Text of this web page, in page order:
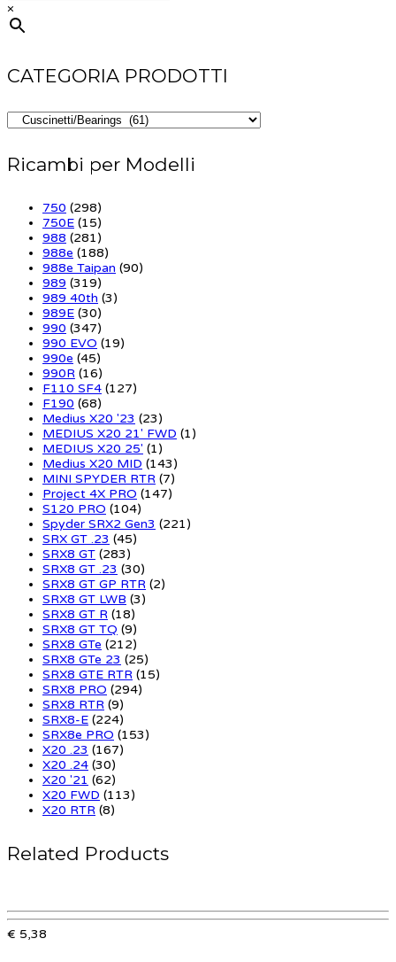
×
CATEGORIA PRODOTTI
Ricambi per Modelli
750 (298)
750E (15)
988 (281)
988e (188)
988e Taipan (90)
989 (319)
989 40th (3)
989E (30)
990 (347)
990 EVO (19)
990e (45)
990R (16)
F110 SF4 (127)
F190 (68)
Medius X20 '23 (23)
MEDIUS X20 21' FWD (1)
MEDIUS X20 25' (1)
Medius X20 MID (143)
MINI SPYDER RTR (7)
Project 4X PRO (147)
S120 PRO (104)
Spyder SRX2 Gen3 (221)
SRX GT .23 (45)
SRX8 GT (283)
SRX8 GT .23 (30)
SRX8 GT GP RTR (2)
SRX8 GT LWB (3)
SRX8 GT R (18)
SRX8 GT TQ (9)
SRX8 GTe (212)
SRX8 GTe 23 (25)
SRX8 GTE RTR (15)
SRX8 PRO (294)
SRX8 RTR (9)
SRX8-E (224)
SRX8e PRO (153)
X20 .23 (167)
X20 .24 (30)
X20 '21 (62)
X20 FWD (113)
X20 RTR (8)
Related Products
€ 5,38